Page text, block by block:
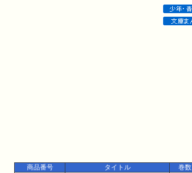
商品番号 タイトル 巻数